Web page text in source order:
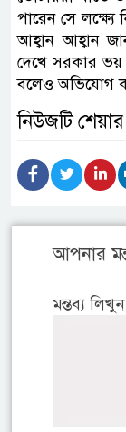
পারেন সে লক্ষ্যে
আহ্বান আহ্বান
দেখে সরকার ভয়
বলেও অভিযোগ
নিউজটি
আপনার
মন্তব্য লিখুন